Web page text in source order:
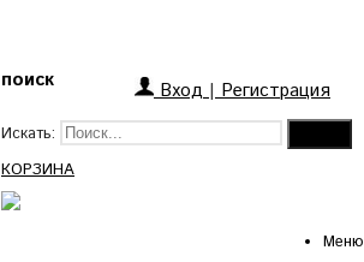
Вход | Регистрация
поиск
Искать:
КОРЗИНА
Меню